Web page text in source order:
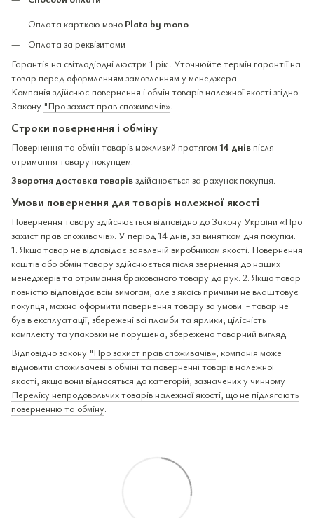
Оплата карткою моно Plata by mono
Оплата за реквізитами
Гарантія на світлодіодні люстри 1 рік . Уточнюйте термін гарантії на
товар перед оформленням замовленням у менеджера.
Компанія здійснює повернення і обмін товарів належної якості згідно
Закону "Про захист прав споживачів».
Строки повернення і обміну
Повернення та обмін товарів можливий протягом 14 днів після
отримання товару покупцем.
Зворотня доставка товарівздійснюється за рахунок покупця.
Умови повернення для товарів належної якості
Повернення товару здійснюється відповідно до Закону України «Про
захист прав споживачів». У період 14 днів, за винятком дня покупки.
1. Якщо товар не відповідає заявленій виробником якості. Повернення
коштів або обмін товару здійснюється після звернення до наших
менеджерів та отримання бракованого товару до рук. 2. Якщо товар
повністю відповідає всім вимогам, але з якоїсь причини не влаштовує
покупця, можна оформити повернення товару за умови: - товар не
був в експлуатації; збережені всі пломби та ярлики; цілісність
комплекту та упаковки не порушена, збережено товарний вигляд.
Відповідно закону "Про захист прав споживачів», компанія може
відмовити споживачеві в обміні та поверненні товарів належної
якості, якщо вони відносяться до категорій, зазначених у чинному
Переліку непродовольчих товарів належної якості, що не підлягають
поверненню та обміну